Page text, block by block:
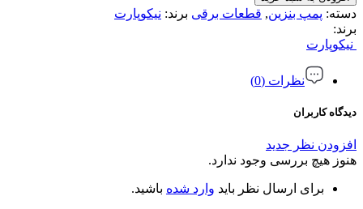
دسته: پمپ بنزین, قطعات برقی برند: نیکوپارت
برند:
نیکوپارت
نظرات (0)
دیدگاه کاربران
افزودن نظر جدید
هنوز هیچ بررسی وجود ندارد.
برای ارسال نظر باید وارد شده باشید.